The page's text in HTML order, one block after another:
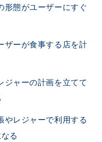
形態がユーザーにすぐ
ザーが食事する店を計
ジャーの計画を立てて
やレジャーで利用する
る